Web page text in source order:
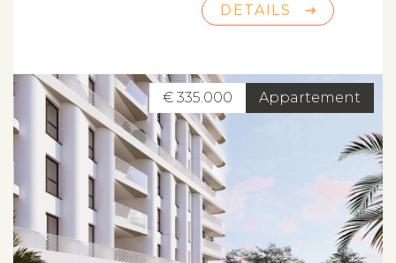
DETAILS
Appartement
€ 335.000